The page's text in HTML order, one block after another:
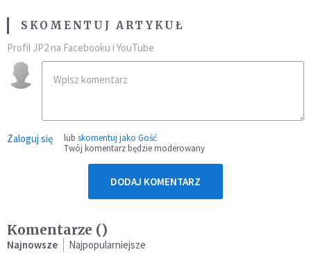
SKOMENTUJ ARTYKUŁ
Profil JP2 na Facebooku i YouTube
Zaloguj się lub skomentuj jako Gość
Twój komentarz będzie moderowany
DODAJ KOMENTARZ
Komentarze ()
Najnowsze Najpopularniejsze